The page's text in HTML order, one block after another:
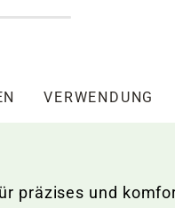
VERWENDUNG
präzises und